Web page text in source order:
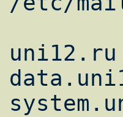
uni12.ru